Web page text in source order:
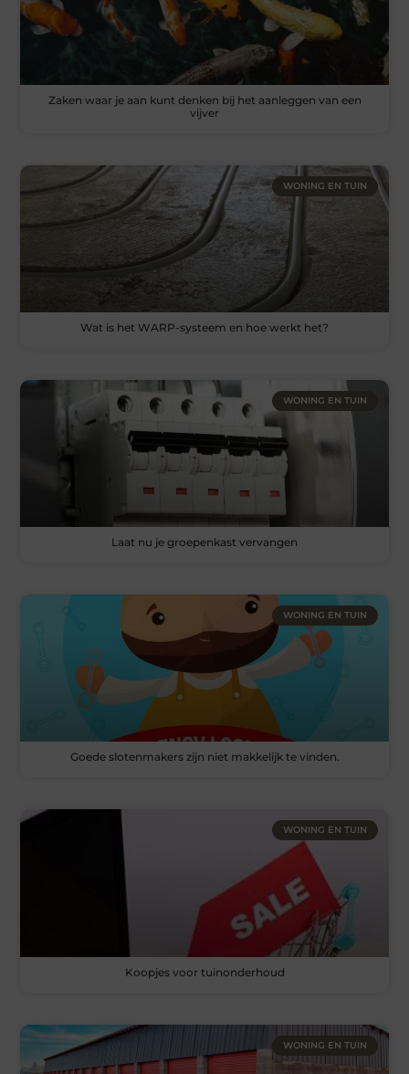
Zaken waar je aan kunt denken bij het aanleggen van een
vijver
WONING EN TUIN
Wat is het WARP-systeem en hoe werkt het?
WONING EN TUIN
Laat nu je groepenkast vervangen
WONING EN TUIN
Goede slotenmakers zijn niet makkelijk te vinden.
WONING EN TUIN
Koopjes voor tuinonderhoud
WONING EN TUIN